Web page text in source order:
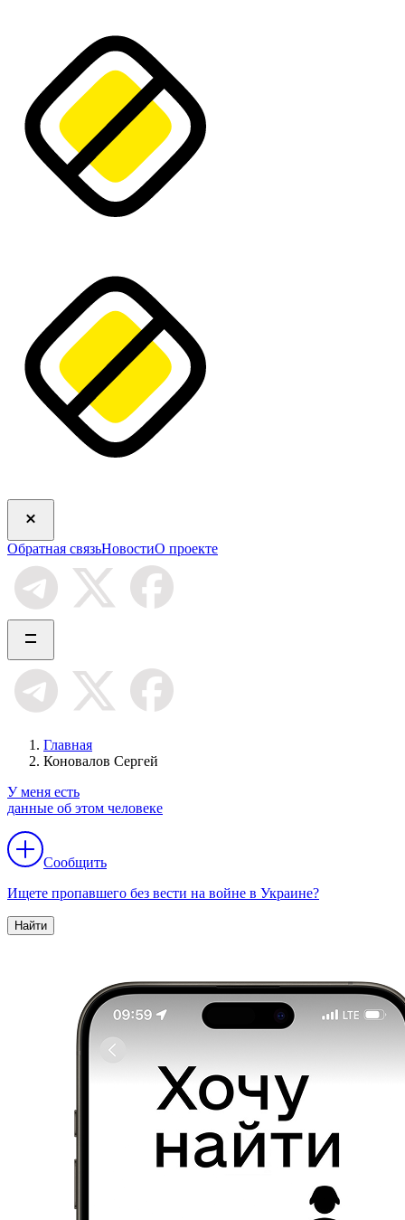
Обратная связьНовостиО проекте
Главная
Коновалов Сергей
У меня есть
данные об этом человеке
Сообщить
Ищете пропавшего без вести на войне в Украине?
Найти